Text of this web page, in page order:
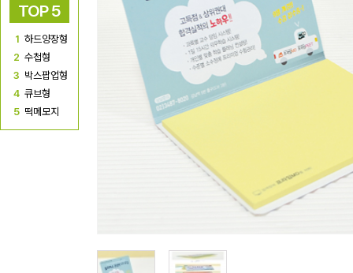
TOP 5
1 하드양장형
2 수첩형
3 박스팝업형
4 큐브형
5 떡메모지